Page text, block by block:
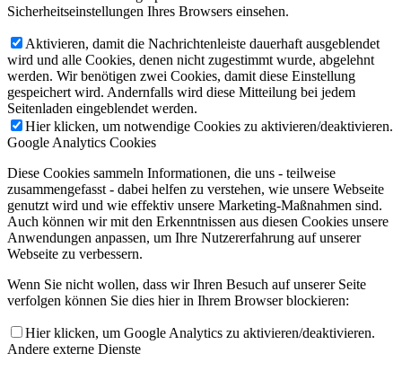
Sicherheitseinstellungen Ihres Browsers einsehen.
Aktivieren, damit die Nachrichtenleiste dauerhaft ausgeblendet
wird und alle Cookies, denen nicht zugestimmt wurde, abgelehnt
werden. Wir benötigen zwei Cookies, damit diese Einstellung
gespeichert wird. Andernfalls wird diese Mitteilung bei jedem
Seitenladen eingeblendet werden.
Hier klicken, um notwendige Cookies zu aktivieren/deaktivieren.
Google Analytics Cookies
Diese Cookies sammeln Informationen, die uns - teilweise
zusammengefasst - dabei helfen zu verstehen, wie unsere Webseite
genutzt wird und wie effektiv unsere Marketing-Maßnahmen sind.
Auch können wir mit den Erkenntnissen aus diesen Cookies unsere
Anwendungen anpassen, um Ihre Nutzererfahrung auf unserer
Webseite zu verbessern.
Wenn Sie nicht wollen, dass wir Ihren Besuch auf unserer Seite
verfolgen können Sie dies hier in Ihrem Browser blockieren:
Hier klicken, um Google Analytics zu aktivieren/deaktivieren.
Andere externe Dienste